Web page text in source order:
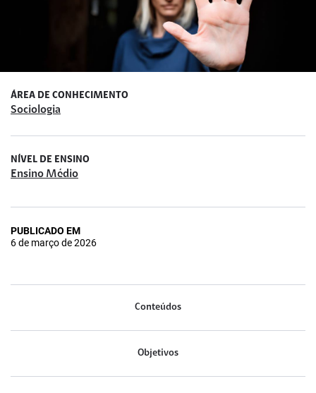
ÁREA DE CONHECIMENTO
Sociologia
NÍVEL DE ENSINO
Ensino Médio
PUBLICADO EM
6 de março de 2026
Conteúdos
Objetivos